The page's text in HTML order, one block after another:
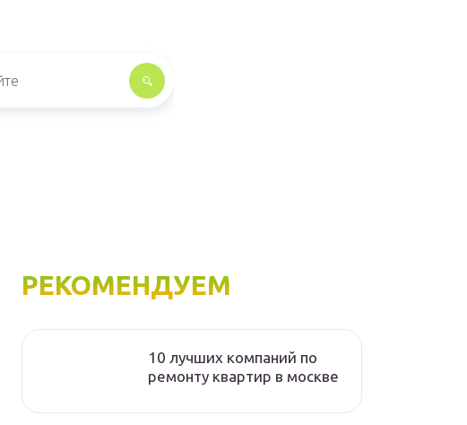
РЕКОМЕНДУЕМ
10 лучших компаний по
ремонту квартир в москве